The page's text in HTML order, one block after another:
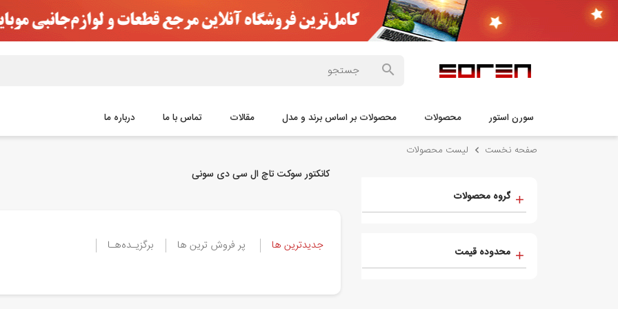
سورن استور محصولات محصولات بر اساس برند و مدل مقالات تماس با ما درباره ما
صفحه نخست لیست محصولات
گروه محصولات
محدوده قیمت
کانکتور سوکت تاچ ال سی دی سونی
جدیدترین ها پر فروش ترین ها برگزیـده‌هـا